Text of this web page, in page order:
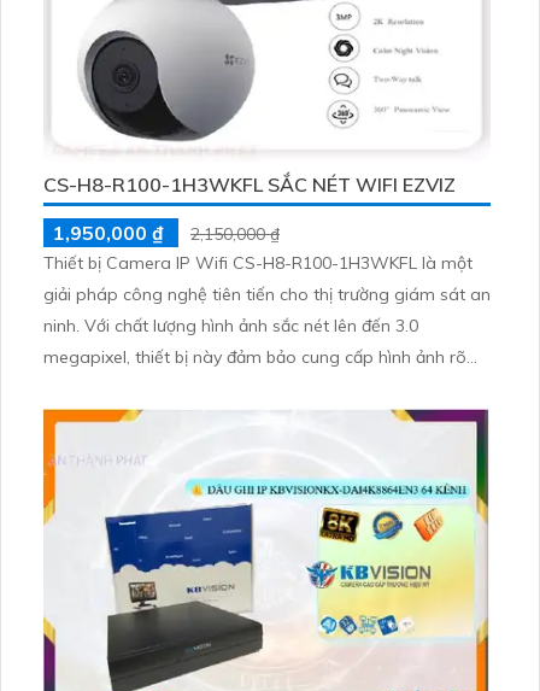
CS-H8-R100-1H3WKFL SẮC NÉT WIFI EZVIZ
1,950,000 ₫
2,150,000 ₫
Thiết bị Camera IP Wifi CS-H8-R100-1H3WKFL là một
giải pháp công nghệ tiên tiến cho thị trường giám sát an
ninh. Với chất lượng hình ảnh sắc nét lên đến 3.0
megapixel, thiết bị này đảm bảo cung cấp hình ảnh rõ
30m giúp quan sát hiệu quả trong bóng tối